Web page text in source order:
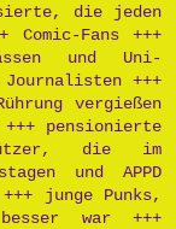
die jeden
Comic-Fans +++
und Uni-
Journalisten +++
vergießen
pensionierte
die im
und APPD
junge Punks,
war +++